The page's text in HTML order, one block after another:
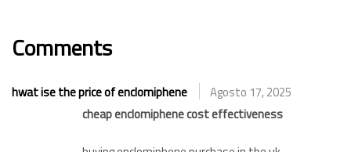
Comments
hwat ise the price of enclomiphene
Agosto 17, 2025
cheap enclomiphene cost effectiveness